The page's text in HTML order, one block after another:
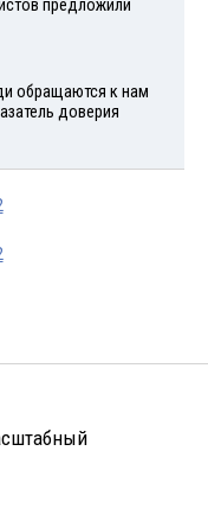
предложили
обращаются к нам
доверия